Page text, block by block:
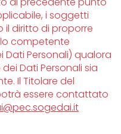
i soggetti
il diritto di proporre
competente
Dati Personali) qualora
Dati Personali sia
Il Titolare del
essere contattato